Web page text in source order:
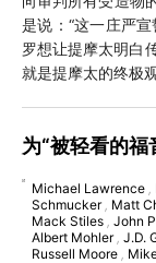
是说：“这一庄严
罗想让提摩太明白
就是提摩太的终极
为“被轻看的福
Michael Lawrence ,
Schmucker , Matt
Mack Stiles , John
Albert Mohler , J.D.
Russell Moore ,